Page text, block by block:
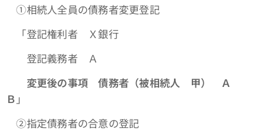
①相続人全員の債務者変更登記
「登記権利者 Ｘ銀行
登記義務者 Ａ
変更後の事項 債務者（被相続人 甲） Ａ
Ｂ 」
➁指定債務者の合意の登記